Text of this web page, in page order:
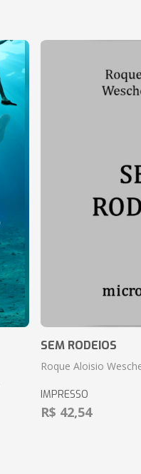
SEM RODEIOS
Roque Aloisio
IMPRESSO
R$ 42,54